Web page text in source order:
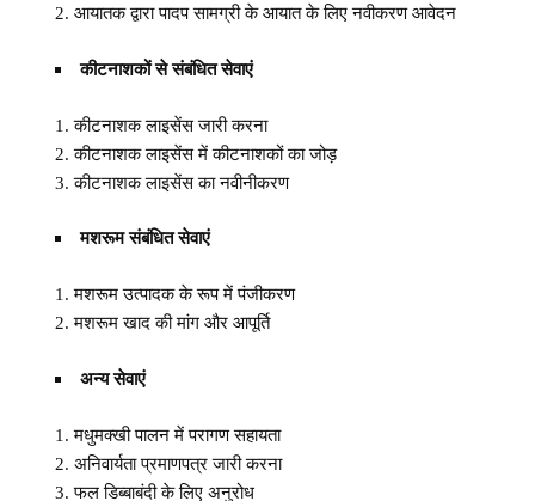
आयातक द्वारा पादप सामग्री के आयात के लिए नवीकरण आवेदन
कीटनाशकों से संबंधित सेवाएं
कीटनाशक लाइसेंस जारी करना
कीटनाशक लाइसेंस में कीटनाशकों का जोड़
कीटनाशक लाइसेंस का नवीनीकरण
मशरूम संबंधित सेवाएं
मशरूम उत्पादक के रूप में पंजीकरण
मशरूम खाद की मांग और आपूर्ति
अन्य सेवाएं
मधुमक्खी पालन में परागण सहायता
अनिवार्यता प्रमाणपत्र जारी करना
फल डिब्बाबंदी के लिए अनुरोध